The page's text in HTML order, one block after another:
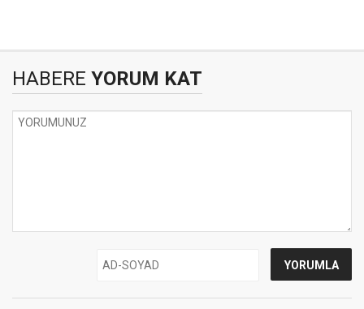
HABERE YORUM KAT